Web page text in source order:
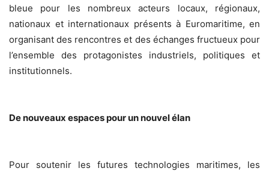
bleue pour les nombreux acteurs locaux, régionaux,
nationaux et internationaux présents à Euromaritime, en
organisant des rencontres et des échanges fructueux pour
l’ensemble des protagonistes industriels, politiques et
institutionnels.
De nouveaux espaces pour un nouvel élan
Pour soutenir les futures technologies maritimes, les